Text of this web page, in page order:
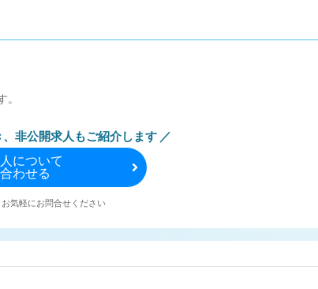
非公開求人もご紹介します
について
わせる
気軽にお問合せください